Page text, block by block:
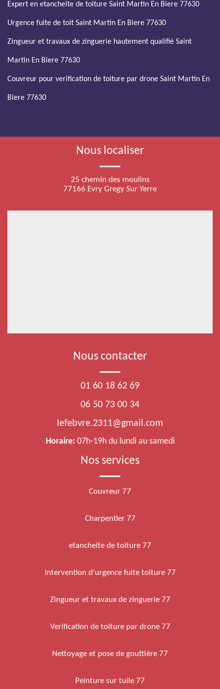
Expert en etancheite de toiture Saint Martin En Biere 77630
Urgence fuite de toit Saint Martin En Biere 77630
Zingueur et travaux de zinguerie hautement qualifié Saint
Martin En Biere 77630
Couvreur pour verification de toiture par drone Saint Martin En
Biere 77630
Nous localiser
25 chemin des moulins
77166 Evry Gregy Sur Yerre
Nous contacter
01 60 18 62 69
06 50 73 00 34
lefebvre.2311@gmail.com
Horaire: 07h-19h du lundi au samedi
Nos services
Couvreur 77
Charpentier 77
etancheite de toiture 77
Intervention d'urgence fuite toiture 77
Zingueur et travaux de zinguerie 77
Verification de toiture par drone 77
Nettoyage et pose de gouttière 77
Peinture sur tuile 77